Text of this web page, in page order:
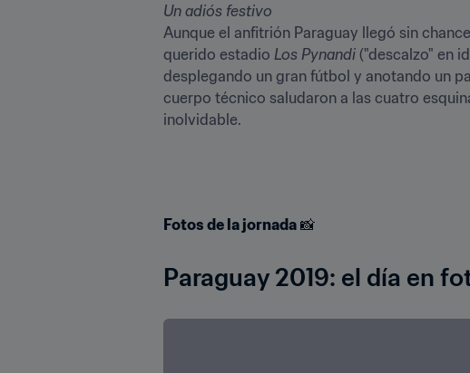
Un adiós festivo
Aunque el anfitrión Paraguay llegó sin
querido estadio Los Pynandi ("descalzo" en
desplegando un gran fútbol y anotando un
cuerpo técnico saludaron a las cuatro
inolvidable.
Fotos de la jornada 📸
Paraguay 2019: el día en